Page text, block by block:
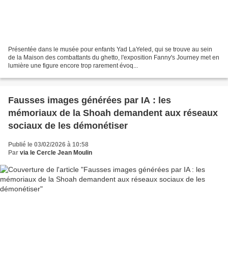
Présentée dans le musée pour enfants Yad LaYeled, qui se trouve au sein
de la Maison des combattants du ghetto, l'exposition Fanny's Journey met en
lumière une figure encore trop rarement évoq...
Fausses images générées par IA : les
mémoriaux de la Shoah demandent aux réseaux
sociaux de les démonétiser
Publié le 03/02/2026 à 10:58
Par via le Cercle Jean Moulin